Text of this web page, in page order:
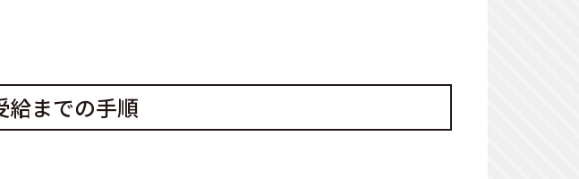
給までの手順